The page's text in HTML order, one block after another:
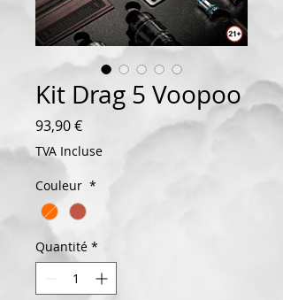
Kit Drag 5 Voopoo
93,90 €Prix
TVA Incluse
Couleur *
Quantité *